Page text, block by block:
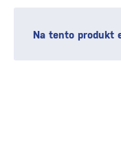
Na tento produkt